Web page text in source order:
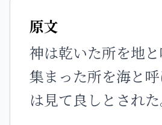
原文
神は乾いた所を地
集まった所を海と
は見て良しとされた